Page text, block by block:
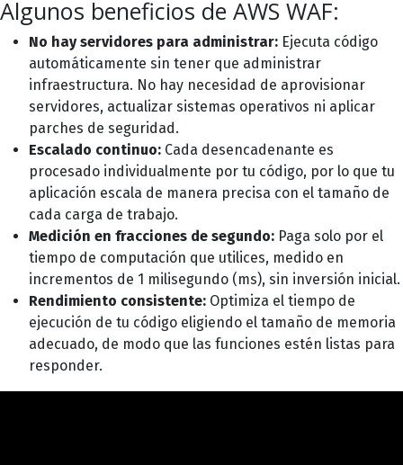
Algunos beneficios de AWS WAF:
No hay servidores para administrar: Ejecuta código
automáticamente sin tener que administrar
infraestructura. No hay necesidad de aprovisionar
servidores, actualizar sistemas operativos ni aplicar
parches de seguridad.
Escalado continuo: Cada desencadenante es
procesado individualmente por tu código, por lo que tu
aplicación escala de manera precisa con el tamaño de
cada carga de trabajo.
Medición en fracciones de segundo: Paga solo por el
tiempo de computación que utilices, medido en
incrementos de 1 milisegundo (ms), sin inversión inicial.
Rendimiento consistente: Optimiza el tiempo de
ejecución de tu código eligiendo el tamaño de memoria
adecuado, de modo que las funciones estén listas para
responder.